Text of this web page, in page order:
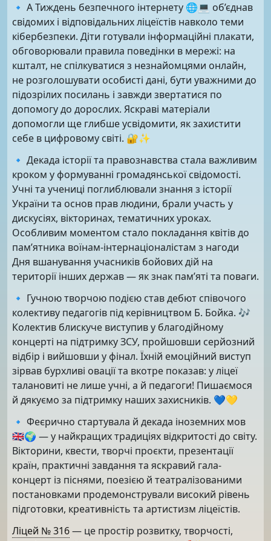
🔹 А Тиждень безпечного інтернету 🌐💻 об’єднав
свідомих і відповідальних ліцеїстів навколо теми
кібербезпеки. Діти готували інформаційні плакати,
обговорювали правила поведінки в мережі: на
кшталт, не спілкуватися з незнайомцями онлайн,
не розголошувати особисті дані, бути уважними до
підозрілих посилань і завжди звертатися по
допомогу до дорослих. Яскраві матеріали
допомогли ще глибше усвідомити, як захистити
себе в цифровому світі. 🔐✨
🔹 Декада історії та правознавства стала важливим
кроком у формуванні громадянської свідомості.
Учні та учениці поглиблювали знання з історії
України та основ прав людини, брали участь у
дискусіях, вікторинах, тематичних уроках.
Особливим моментом стало покладання квітів до
памʼятника воїнам-інтернаціоналістам з нагоди
Дня вшанування учасників бойових дій на
території інших держав — як знак пам’яті та поваги.
🔹 Гучною творчою подією став дебют співочого
колективу педагогів під керівництвом Б. Бойка. 🎶
Колектив блискуче виступив у благодійному
концерті на підтримку ЗСУ, пройшовши серйозний
відбір і вийшовши у фінал. Їхній емоційний виступ
зірвав бурхливі овації та вкотре показав: у ліцеї
талановиті не лише учні, а й педагоги! Пишаємося
й дякуємо за підтримку наших захисників. 💙💛
🔹 Феєрично стартувала й декада іноземних мов
🇬🇧🌍 — у найкращих традиціях відкритості до світу.
Вікторини, квести, творчі проєкти, презентації
країн, практичні завдання та яскравий гала-
концерт із піснями, поезією й театралізованими
постановками продемонстрували високий рівень
підготовки, креативність та артистизм ліцеїстів.
Ліцей № 316— це простір розвитку, творчості,